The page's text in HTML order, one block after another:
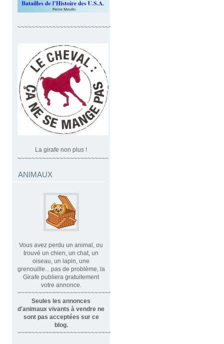
~~~~~~~~~~~~~~~~~~~~~~~~~~~~
La girafe non plus !
~~~~~~~~~~~~~~~~~~~~~~~~~~
ANIMAUX
Vous avez perdu un animal, ou
trouvé un chien, un chat, un
oiseau, un lapin, une
grenouille... pas de problème, la
Girafe publiera gratuitement
votre annonce.
~~~~~~~~~~~~~~~~~~~~~~~~~~~~
Seules les annonces
d'animaux vivants à vendre ne
sont pas acceptées sur ce
blog.
~~~~~~~~~~~~~~~~~~~~~~~~~~~~~~